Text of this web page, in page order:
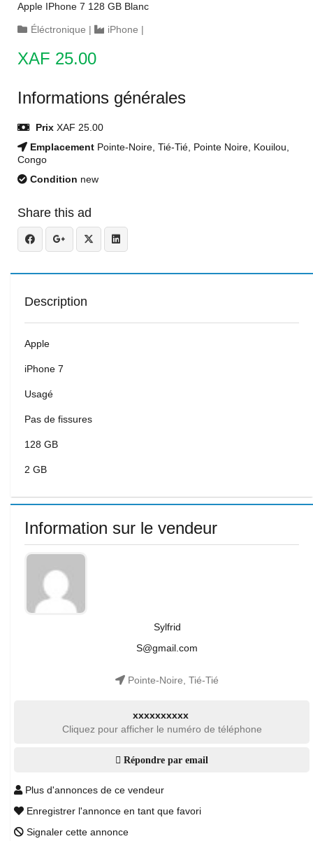
Apple IPhone 7 128 GB Blanc
Éléctronique | iPhone |
XAF 25.00
Informations générales
Prix XAF 25.00
Emplacement Pointe-Noire, Tié-Tié, Pointe Noire, Kouilou,
Congo
Condition new
Share this ad
Description
Apple
iPhone 7
Usagé
Pas de fissures
128 GB
2 GB
Information sur le vendeur
Sylfrid
S@gmail.com
Pointe-Noire, Tié-Tié
xxxxxxxxxx
Cliquez pour afficher le numéro de téléphone
Répondre par email
Plus d'annonces de ce vendeur
Enregistrer l'annonce en tant que favori
Signaler cette annonce